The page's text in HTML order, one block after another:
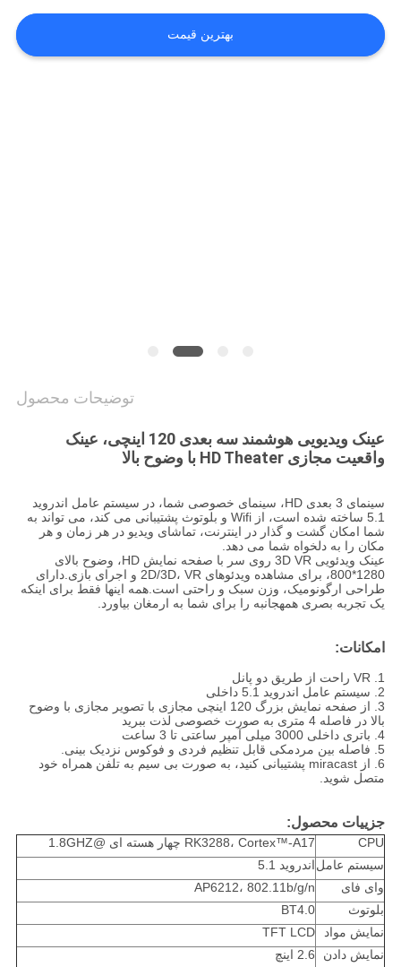
SHOPPING
ONLINE
بهترین قیمت
توضیحات محصول
عینک ویدیویی هوشمند سه بعدی 120 اینچی، عینک
واقعیت مجازی HD Theater با وضوح بالا
سینمای 3 بعدی HD، سینمای خصوصی شما، در سیستم عامل اندروید
5.1 ساخته شده است، از Wifi و بلوتوث پشتیبانی می کند، می تواند به
شما امکان گشت و گذار در اینترنت، تماشای ویدیو در هر زمان و هر
مکان را به دلخواه شما می دهد.
عینک ویدئویی 3D VR روی سر با صفحه نمایش HD، وضوح بالای
1280*800، برای مشاهده ویدئوهای 2D/3D، VR و اجرای بازی.دارای
طراحی ارگونومیک، وزن سبک و راحتی است.همه اینها فقط برای اینکه
یک تجربه بصری همهجانبه را برای شما به ارمغان بیاورد.
امکانات:
1. VR راحت از طریق دو پانل
2. سیستم عامل اندروید 5.1 داخلی
3. از صفحه نمایش بزرگ 120 اینچی مجازی با تصویر مجازی با وضوح
بالا در فاصله 4 متری به صورت خصوصی لذت ببرید
4. باتری داخلی 3000 میلی آمپر ساعتی تا 3 ساعت
5. فاصله بین مردمکی قابل تنظیم فردی و فوکوس نزدیک بینی.
6. از miracast پشتیبانی کنید، به صورت بی سیم به تلفن همراه خود
متصل شوید.
جزییات محصول:
CPU
RK3288، Cortex™-A17 چهار هسته ای @1.8GHZ
سیستم عاملاندروید 5.1
وای فای
AP6212، 802.11b/g/n
بلوتوث
BT4.0
نمایش مواد
TFT LCD
نمایش دادن
2.6 اینچ